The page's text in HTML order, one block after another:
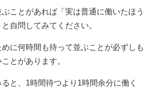
ことがあれば「実は普通に働いたほう
自問してみてください。
に何時間も待って並ぶことが必ずしも
とがあります。
と、1時間待つより1時間余分に働く